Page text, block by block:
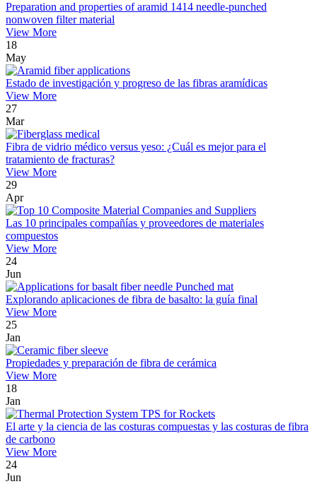
Preparation and properties of aramid 1414 needle-punched
nonwoven filter material
View More
18
May
Estado de investigación y progreso de las fibras aramídicas
View More
27
Mar
Fibra de vidrio médico versus yeso: ¿Cuál es mejor para el
tratamiento de fracturas?
View More
29
Apr
Las 10 principales compañías y proveedores de materiales
compuestos
View More
24
Jun
Explorando aplicaciones de fibra de basalto: la guía final
View More
25
Jan
Propiedades y preparación de fibra de cerámica
View More
18
Jan
El arte y la ciencia de las costuras compuestas y las costuras de fibra
de carbono
View More
24
Jun